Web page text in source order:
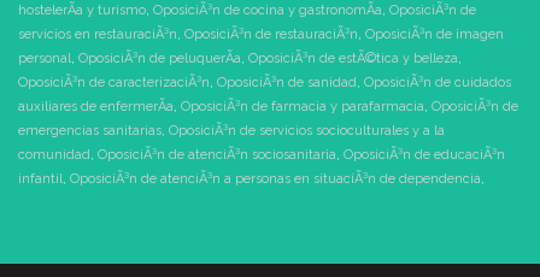
hostelerÃ­a y turismo, OposiciÃ³n de cocina y gastronomÃ­a, OposiciÃ³n de
servicios en restauraciÃ³n, OposiciÃ³n de restauraciÃ³n, OposiciÃ³n de imagen
personal, OposiciÃ³n de peluquerÃ­a, OposiciÃ³n de estÃ©tica y belleza,
OposiciÃ³n de caracterizaciÃ³n, OposiciÃ³n de sanidad, OposiciÃ³n de cuidados
auxiliares de enfermerÃ­a, OposiciÃ³n de farmacia y parafarmacia, OposiciÃ³n de
emergencias sanitarias, OposiciÃ³n de servicios socioculturales y a la
comunidad, OposiciÃ³n de atenciÃ³n sociosanitaria, OposiciÃ³n de educaciÃ³n
infantil, OposiciÃ³n de atenciÃ³n a personas en situaciÃ³n de dependencia,